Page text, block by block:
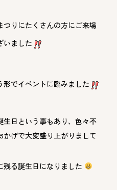
りにたくさんの方にご来場
いました
でイベントに臨みました
日という事もあり、色々不
げで大変盛り上がりまして
残る誕生日になりました